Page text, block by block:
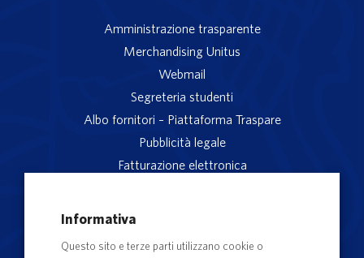
Amministrazione trasparente
Merchandising Unitus
Webmail
Segreteria studenti
Albo fornitori – Piattaforma Traspare
Pubblicità legale
Fatturazione elettronica
Informativa
Questo sito e terze parti utilizzano cookie o